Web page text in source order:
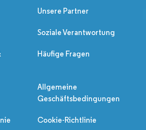
Unsere Partner
Soziale Verantwortung
Häufige Fragen
Allgemeine
Geschäftsbedingungen
Cookie-Richtlinie